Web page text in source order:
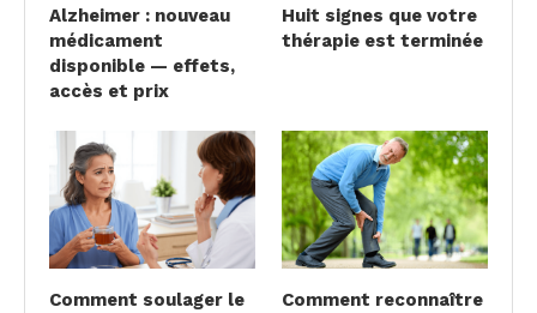
Alzheimer : nouveau
médicament
disponible — effets,
accès et prix
Huit signes que votre
thérapie est terminée
Comment soulager le
Comment reconnaître